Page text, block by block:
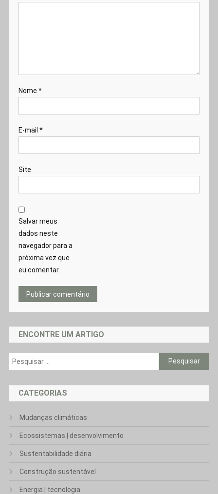
Nome *
E-mail *
Site
Salvar meus
dados neste
navegador para a
próxima vez que
eu comentar.
ENCONTRE UM ARTIGO
Pesquisar
por:
CATEGORIAS
Mudanças climáticas
Ecossistemas | desenvolvimento
Sustentabilidade diária
Construção sustentável
Energia | tecnologia